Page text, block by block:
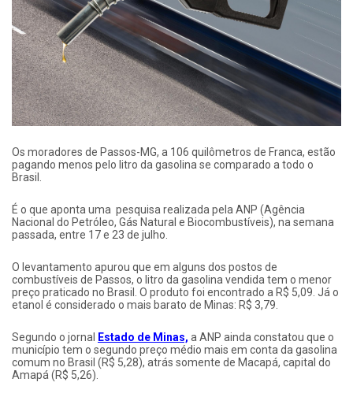
Os moradores de Passos-MG, a 106 quilômetros de Franca, estão
pagando menos pelo litro da gasolina se comparado a todo o
Brasil.
É o que aponta uma pesquisa realizada pela ANP (Agência
Nacional do Petróleo, Gás Natural e Biocombustíveis), na semana
passada, entre 17 e 23 de julho.
O levantamento apurou que em alguns dos postos de
combustíveis de Passos, o litro da gasolina vendida tem o menor
preço praticado no Brasil. O produto foi encontrado a R$ 5,09. Já o
etanol é considerado o mais barato de Minas: R$ 3,79.
Segundo o jornal Estado de Minas, a ANP ainda constatou que o
município tem o segundo preço médio mais em conta da gasolina
comum no Brasil (R$ 5,28), atrás somente de Macapá, capital do
Amapá (R$ 5,26).